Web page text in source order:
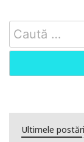
Search
for:
Ultimele postări